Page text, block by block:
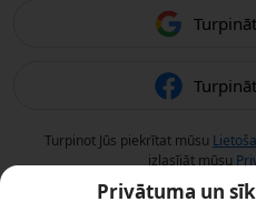
Turpinot Jūs piekrītat mūsu
izlasījāt mūsu
Privātuma un